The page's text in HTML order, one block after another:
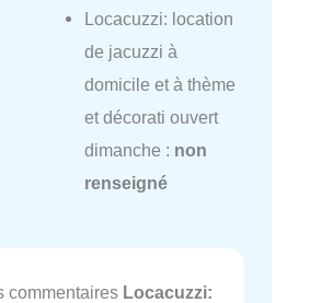
Locacuzzi: location
de jacuzzi à
domicile et à thème
et décorati ouvert
dimanche : non
renseigné
commentaires Locacuzzi: